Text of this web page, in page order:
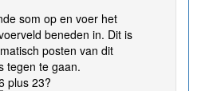
som op en voer het
beneden in. Dit is
posten van dit
tegen te gaan.
plus 23?